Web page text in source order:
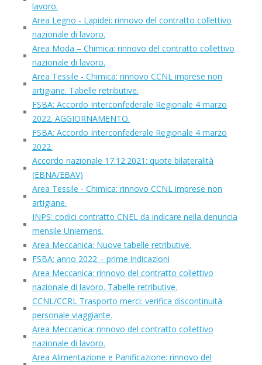
lavoro.
Area Legno - Lapidei: rinnovo del contratto collettivo
nazionale di lavoro.
Area Moda – Chimica: rinnovo del contratto collettivo
nazionale di lavoro.
Area Tessile - Chimica: rinnovo CCNL imprese non
artigiane. Tabelle retributive.
FSBA: Accordo Interconfederale Regionale 4 marzo
2022. AGGIORNAMENTO.
FSBA: Accordo Interconfederale Regionale 4 marzo
2022.
Accordo nazionale 17.12.2021: quote bilateralità
(EBNA/EBAV)
Area Tessile - Chimica: rinnovo CCNL imprese non
artigiane.
INPS: codici contratto CNEL da indicare nella denuncia
mensile Uniemens.
Area Meccanica: Nuove tabelle retributive.
FSBA: anno 2022 – prime indicazioni
Area Meccanica: rinnovo del contratto collettivo
nazionale di lavoro. Tabelle retributive.
CCNL/CCRL Trasporto merci: verifica discontinuità
personale viaggiante.
Area Meccanica: rinnovo del contratto collettivo
nazionale di lavoro.
Area Alimentazione e Panificazione: rinnovo del